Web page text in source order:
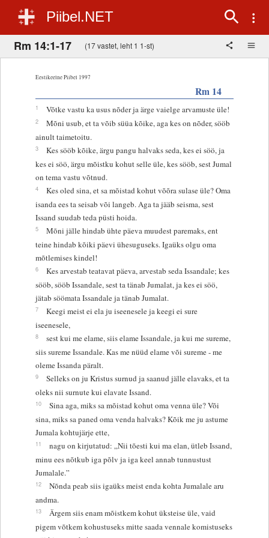
Piibel.NET
Rm 14:1-17 (17 vastet, leht 1 1-st)
Eestikeelne Piibel 1997
Rm 14
1 Võtke vastu ka usus nõder ja ärge vaielge arvamuste üle!
2
Mõni usub, et ta võib süüa kõike, aga kes on nõder, sööb
ainult taimetoitu.
3
Kes sööb kõike, ärgu pangu halvaks seda, kes ei söö, ja
kes ei söö, ärgu mõistku kohut selle üle, kes sööb, sest Jumal
on tema vastu võtnud.
4
Kes oled sina, et sa mõistad kohut võõra sulase üle? Oma
isanda ees ta seisab või langeb. Aga ta jääb seisma, sest
Issand suudab teda püsti hoida.
5
Mõni jälle hindab ühte päeva muudest paremaks, ent
teine hindab kõiki päevi ühesuguseks. Igaüks olgu oma
mõtlemises kindel!
6
Kes arvestab teatavat päeva, arvestab seda Issandale; kes
sööb, sööb Issandale, sest ta tänab Jumalat, ja kes ei söö,
jätab söömata Issandale ja tänab Jumalat.
7
Keegi meist ei ela ju iseenesele ja keegi ei sure
iseenesele,
8
sest kui me elame, siis elame Issandale, ja kui me sureme,
siis sureme Issandale. Kas me nüüd elame või sureme - me
oleme Issanda päralt.
9
Selleks on ju Kristus surnud ja saanud jälle elavaks, et ta
oleks nii surnute kui elavate Issand.
10
Sina aga, miks sa mõistad kohut oma venna üle? Või
sina, miks sa paned oma venda halvaks? Kõik me ju astume
Jumala kohtujärje ette,
11
nagu on kirjutatud: „Nii tõesti kui ma elan, ütleb Issand,
minu ees nõtkub iga põlv ja iga keel annab tunnustust
Jumalale.”
12
Nõnda peab siis igaüks meist enda kohta Jumalale aru
andma.
13
Ärgem siis enam mõistkem kohut üksteise üle, vaid
pigem võtkem kohustuseks mitte saada vennale komistuseks